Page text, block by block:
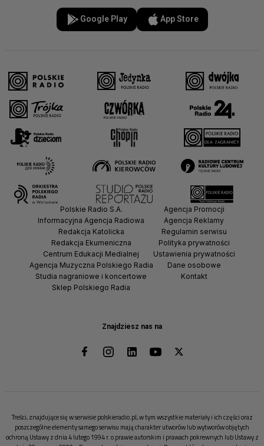
Google Play App Store
Znajdziesz nas na
Polskie Radio S.A.
Informacyjna Agencja Radiowa
Redakcja Katolicka
Redakcja Ekumeniczna
Centrum Edukacji Medialnej
Agencja Muzyczna Polskiego Radia
Studia nagraniowe i koncertowe
Sklep Polskiego Radia
Agencja Promocji
Agencja Reklamy
Regulamin serwisu
Polityka prywatności
Ustawienia prywatności
Dane osobowe
Kontakt
Treści, znajdujące się w serwisie polskieradio.pl, w tym wszystkie materiały i ich części oraz
poszczególne elementy samego serwisu mają charakter utworów lub wytworów objętych
ochroną Ustawy z dnia 4 lutego 1994 r. o prawie autorskim i prawach pokrewnych lub Ustawy z